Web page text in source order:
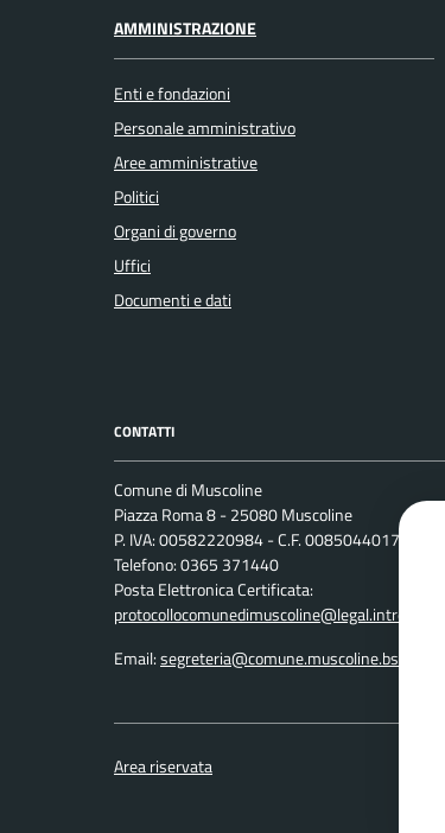
AMMINISTRAZIONE
Enti e fondazioni
Personale amministrativo
Aree amministrative
Politici
Organi di governo
Uffici
Documenti e dati
CONTATTI
Comune di Muscoline
Piazza Roma 8 - 25080 Muscoline
P. IVA: 00582220984 - C.F. 00850440173
Telefono: 0365 371440
Posta Elettronica Certificata:
protocollocomunedimuscoline@legal.intred.it
Email:segreteria@comune.muscoline.bs.it
Area riservata